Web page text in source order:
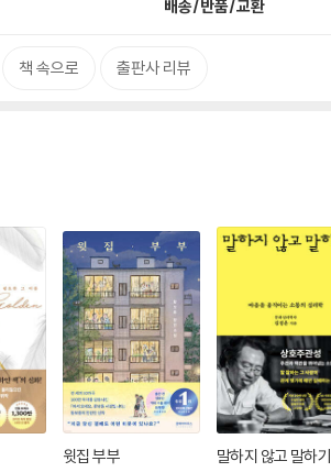
배송/반품/교환
책 속으로 출판사 리뷰
윗집 부부 말하지 않고 말하기